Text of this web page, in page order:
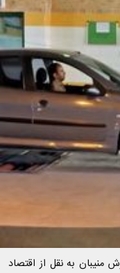
منیبان به نقل از اقتصاد